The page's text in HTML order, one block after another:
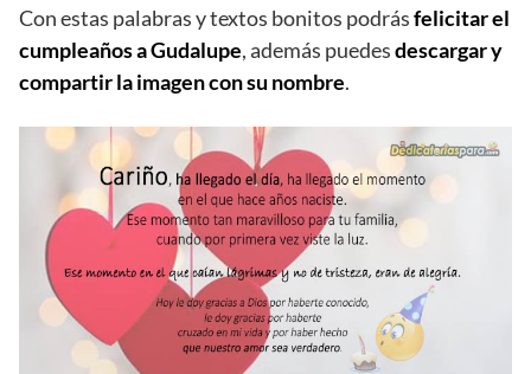
Con estas palabras y textos bonitos podrásfelicitar el
cumpleaños a Gudalupe, además puedesdescargar y
compartir la imagen con su nombre.